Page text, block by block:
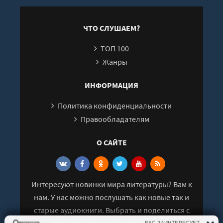
ЧТО СЛУШАЕМ?
ТОП 100
Жанры
ИНФОРМАЦИЯ
Политика конфиденциальности
Правообладателям
О САЙТЕ
Интересуют новинки мира литературы? Вам к
нам. У нас можно послушать как новые так и
старые аудиокниги. Выбрать и поделиться с